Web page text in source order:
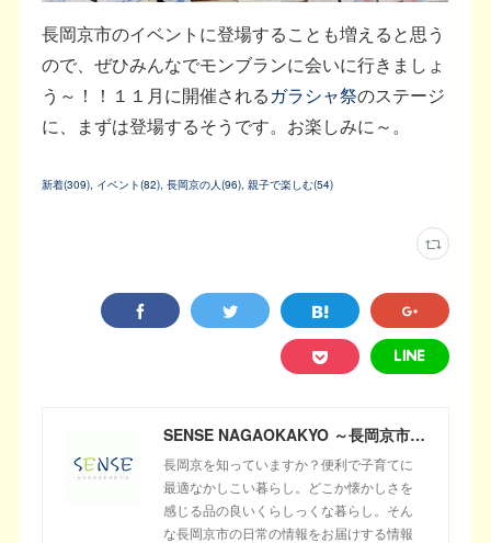
長岡京市のイベントに登場することも増えると思う
ので、ぜひみんなでモンブランに会いに行きましょ
う～！！１１月に開催されるガラシャ祭のステージ
に、まずは登場するそうです。お楽しみに～。
新着(309) イベント(82) 長岡京の人(96) 親子で楽しむ(54)
SENSE NAGAOKAKYO ～長岡京市のサブサイト～
長岡京を知っていますか？便利で子育てに
最適なかしこい暮らし。どこか懐かしさを
感じる品の良いくらしっくな暮らし。そん
な長岡京市の日常の情報をお届けする情報